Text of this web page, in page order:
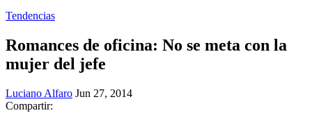
Tendencias
​Romances de oficina: No se meta con la
mujer del jefe
Luciano Alfaro Jun 27, 2014
Compartir: